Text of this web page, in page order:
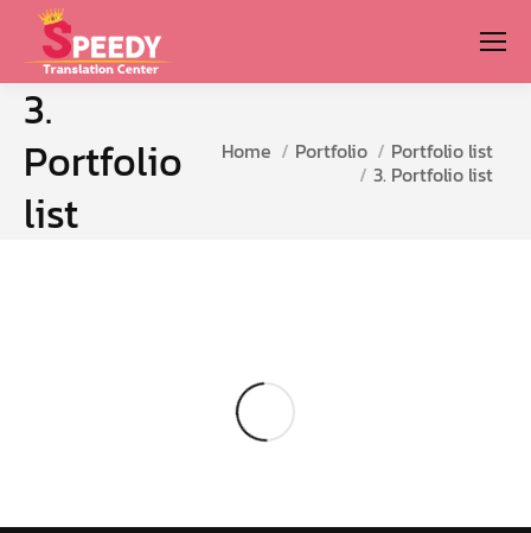
3.
Portfolio
list
You are here:
Home Portfolio
Portfolio list
3. Portfolio list